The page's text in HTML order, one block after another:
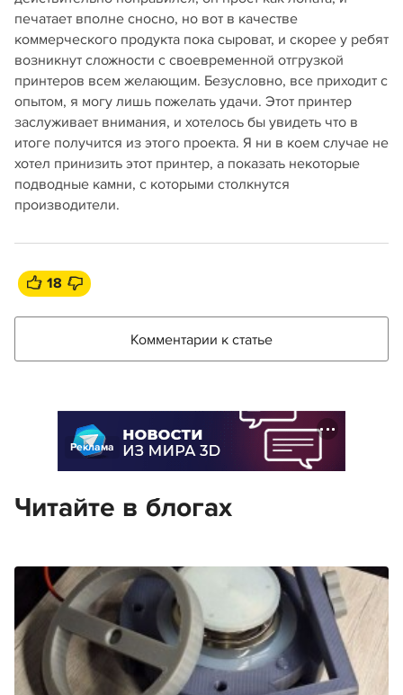
печатает вполне сносно, но вот в качестве
коммерческого продукта пока сыроват, и скорее у ребят
возникнут сложности с своевременной отгрузкой
принтеров всем желающим. Безусловно, все приходит с
опытом, я могу лишь пожелать удачи. Этот принтер
заслуживает внимания, и хотелось бы увидеть что в
итоге получится из этого проекта. Я ни в коем случае не
хотел принизить этот принтер, а показать некоторые
подводные камни, с которыми столкнутся
производители.
18
Комментарии к статье
Реклама
Читайте в блогах